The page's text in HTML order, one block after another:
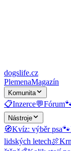
dogslife.cz
PlemenaMagazín
Komunita
📋Inzerce💬Fórum
Nástroje
🧭Kvíz: výběr psa🐾
lidských letech🍖